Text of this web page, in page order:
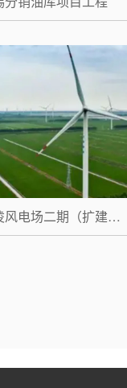
风电场二期（扩建…